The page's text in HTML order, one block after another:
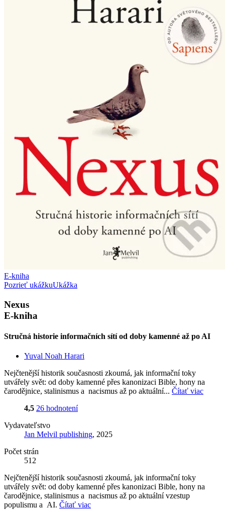
E-kniha
Pozrieť ukážkuUkážka
Nexus
E-kniha
Stručná historie informačních sítí od doby kamenné až po AI
Yuval Noah Harari
Nejčtenější historik současnosti zkoumá, jak informační toky
utvářely svět: od doby kamenné přes kanonizaci Bible, hony na
čarodějnice, stalinismus a nacismus až po aktuální... Čítať viac
4,5 26 hodnotení
Vydavateľstvo
Jan Melvil publishing, 2025
Počet strán
512
Nejčtenější historik současnosti zkoumá, jak informační toky
utvářely svět: od doby kamenné přes kanonizaci Bible, hony na
čarodějnice, stalinismus a nacismus až po aktuální vzestup
populismu a AI. Čítať viac